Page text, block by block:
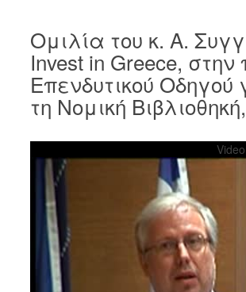
Ομιλία του κ. Α.
Invest in Greece,
Επενδυτικού
τη Νομική